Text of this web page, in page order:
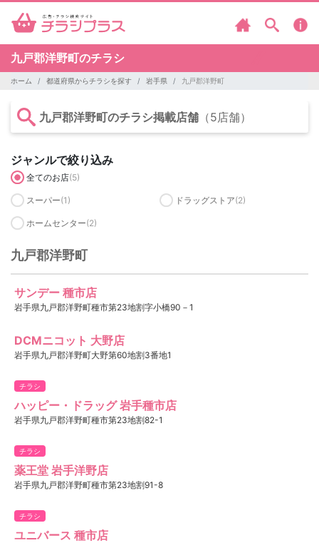
九戸郡洋野町のチラシ
ホーム 都道府県からチラシを探す 岩手県 九戸郡洋野町
九戸郡洋野町のチラシ掲載店舗 （5店舗）
ジャンルで絞り込み
全てのお店(5)
スーパー(1) ドラッグストア(2)
ホームセンター(2)
九戸郡洋野町
サンデー 種市店
岩手県九戸郡洋野町種市第23地割字小橋90－1
DCMニコット 大野店
岩手県九戸郡洋野町大野第60地割3番地1
チラシ
ハッピー・ドラッグ 岩手種市店
岩手県九戸郡洋野町種市第23地割82-1
チラシ
薬王堂 岩手洋野店
岩手県九戸郡洋野町種市第23地割91-8
チラシ
ユニバース 種市店